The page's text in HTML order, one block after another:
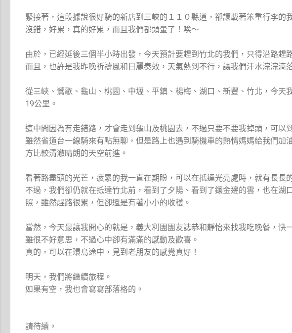
緊接著，這段據說很好騎的新店到三峽的１１０縣道，卻讓載著笨重行李的
沒錯，好累，真的好累，而且我們都頭暈了！唉～
由於，已經延後三個半小時出發，今天預計要趕到竹北的我們，只得沿路趕
而且，也許是我昨晚祈禱風和日麗奏效，天氣熱到不行，讓我們汗水淙淙滴
從三峽、鶯歌、龜山、桃園、中壢、平鎮、楊梅、湖口、新豐、竹北，今
19公里。
這中間因為有走錯路，才會走到龜山及桃園去，不過只要不要我掉頭，可以
雖然省道台一線騎來有點無聊，但是路上也遇到騎機車的熱情媽媽給我們
方比較清澈晴朗的天空前進。
看著路盡頭的光芒，疲累的我一直在期盼，可以在抵達光亮處時，就有長長
不過，我們卻仍就在抵達竹北前，看到了夕陽、看到了鑲金邊的雲，也在
照，雖然趕路很累，但卻還是有著小小的收穫。
當然，今天最讓我開心的就是，義大利團團友誌恭和靜怡來找我吃晚餐，快
雖很不好意思，不過心中卻有滿滿的感動及歡喜。
真的，可以在環島途中，見到老朋友的感覺真好！
明天，我們將繼續旅程。
如果有空，我也會寫寫部落格的。
請待續。